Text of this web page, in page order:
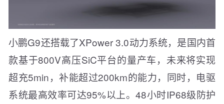
小鹏G9还搭载了XPower 3.0动力系统，是国内首
款基于800V高压SiC平台的量产车，未来将实现
超充5min，补能超过200km的能力，同时，电驱
系统最高效率可达95%以上。48小时IP68级防护